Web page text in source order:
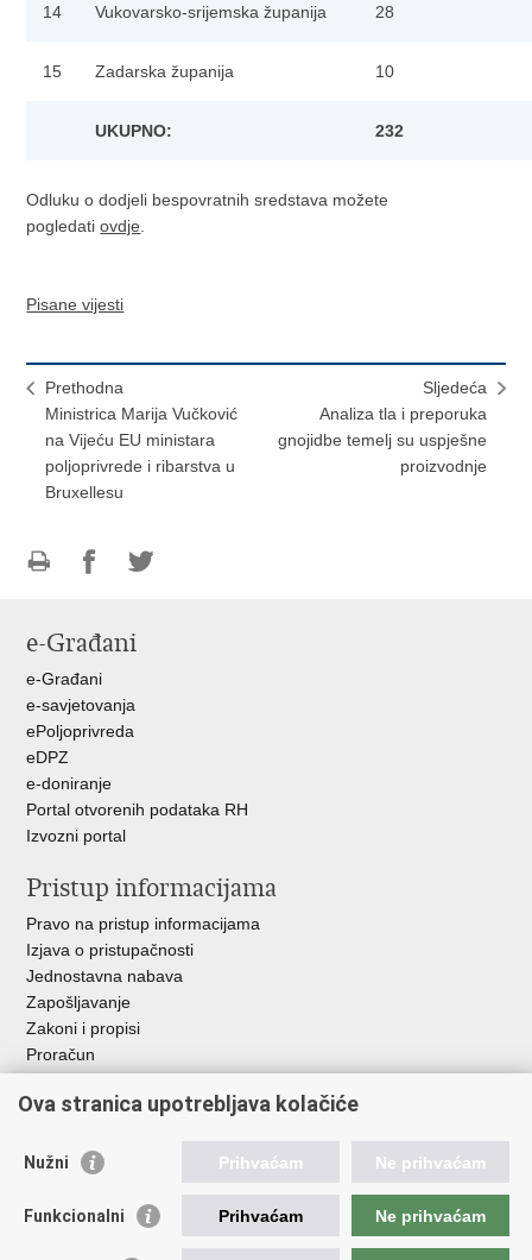
14 Vukovarsko-srijemska županija 28
15 Zadarska županija 10
UKUPNO: 232
Odluku o dodjeli bespovratnih sredstava možete
pogledatiovdje
Pisane vijesti
Prethodna
Ministrica Marija Vučković
na Vijeću EU ministara
poljoprivrede i ribarstva u
Bruxellesu
Sljedeća
Analiza tla i preporuka
gnojidbe temelj su uspješne
proizvodnje
FacebookuTwitteru
e-Građani
e-Građani
e-savjetovanja
ePoljoprivreda
eDPZ
e-doniranje
Portal otvorenih podataka RH
Izvozni portal
Pristup informacijama
Pravo na pristup informacijama
Izjava o pristupačnosti
Jednostavna nabava
Zapošljavanje
Zakoni i propisi
Proračun
RH
Važne poveznice
Hrvatska agencija za poljoprivredu i hranu
Agencija za plaćanja u poljoprivredi, ribarstvu i ruralnom
Ova stranica upotrebljava kolačiće
Nužni Prihvaćam Ne prihvaćam
Funkcionalni Prihvaćam Ne prihvaćam